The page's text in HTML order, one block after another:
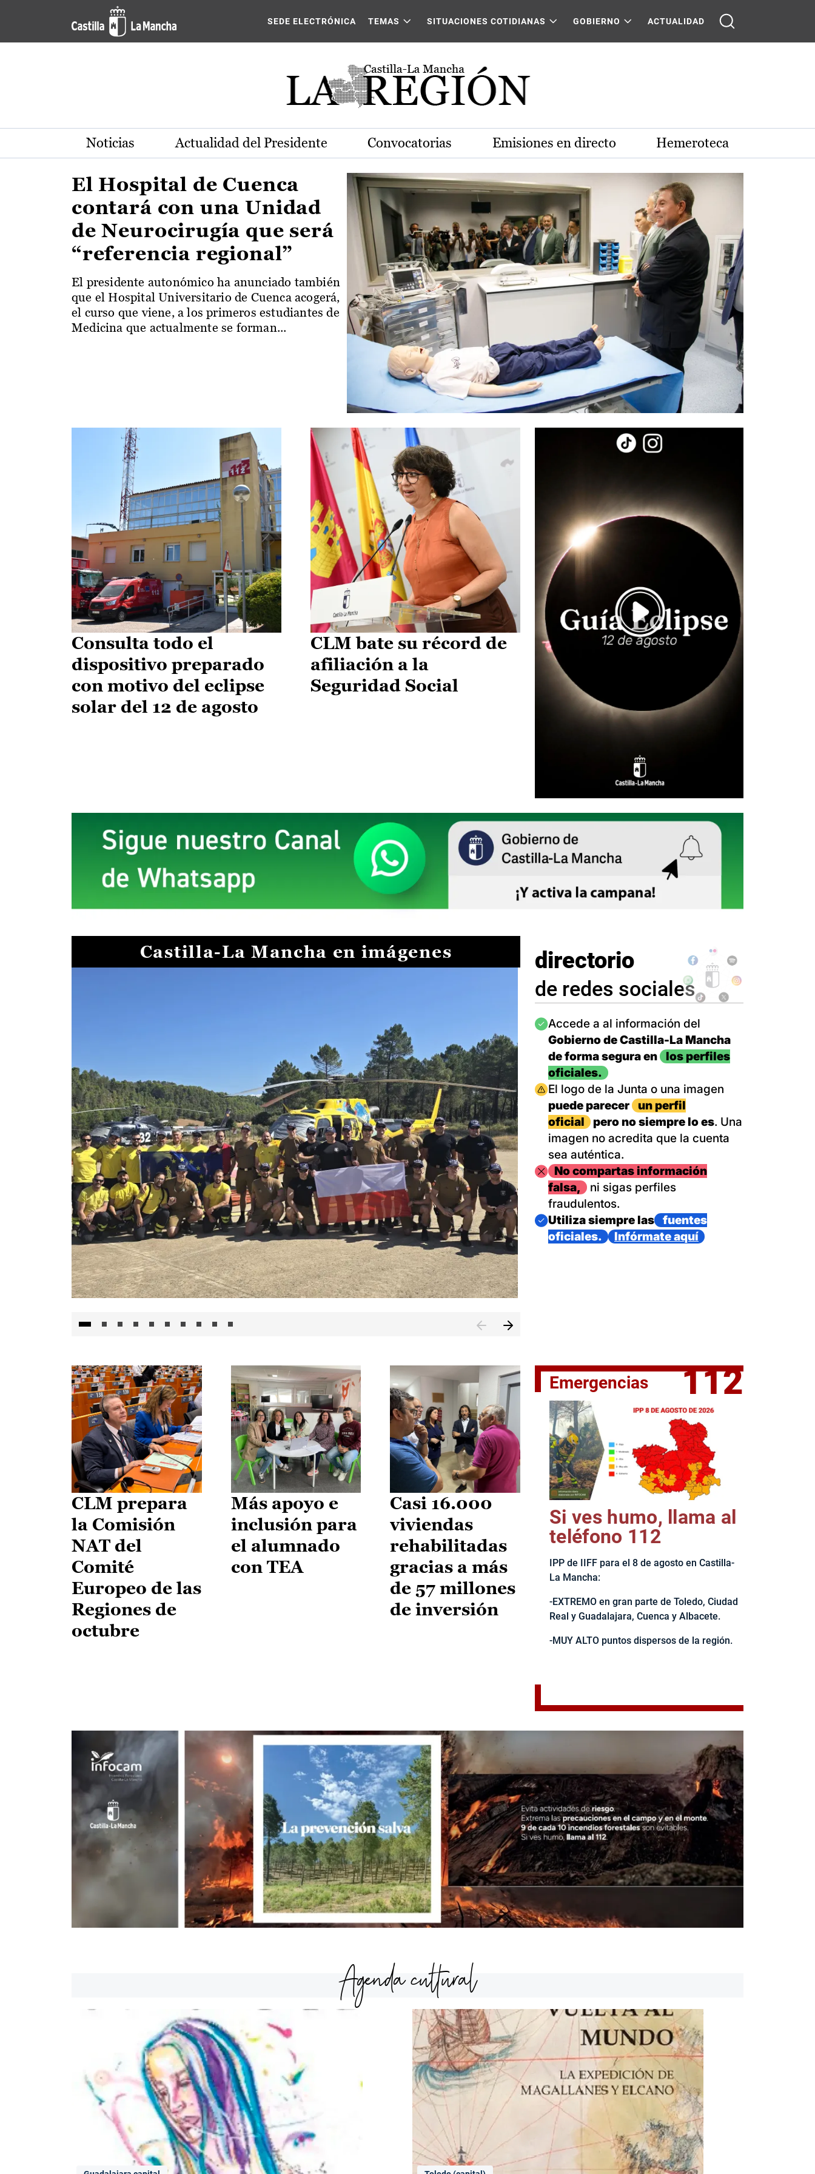
Pasar al contenido principal
Actualidad de la región de Castilla-La Mancha
SEDE ELECTRÓNICA TEMAS SITUACIONES COTIDIANAS GOBIERNO ACTUALIDAD
Noticias Actualidad del Presidente Convocatorias Emisiones en directo Hemeroteca
El Hospital de Cuenca
contará con una Unidad
de Neurocirugía que será
“referencia regional”
El presidente autonómico ha anunciado también
que el Hospital Universitario de Cuenca acogerá,
el curso que viene, a los primeros estudiantes de
Medicina que actualmente se forman...
Consulta todo el
dispositivo preparado
con motivo del eclipse
solar del 12 de agosto
CLM bate su récord de
afiliación a la
Seguridad Social
Castilla-La Mancha en imágenes
II Vuelta Ciclista CLM LEADER
directorio
de redes sociales
Imagen
Accede a al información del
Gobierno de Castilla-La Mancha
de forma segura en
los perfiles
oficiales.
Imagen
El logo de la Junta o una imagen
puede parecer
un perfil
oficial
pero no siempre lo es. Una
imagen no acredita que la cuenta
sea auténtica.
ImagenNo compartas información
falsa,
ni sigas perfiles
fraudulentos.
Imagen
Utiliza siempre las
fuentes
oficiales.
Infórmate aquí
CLM prepara
la Comisión
NAT del
Comité
Europeo de las
Regiones de
octubre
Más apoyo e
inclusión para
el alumnado
con TEA
Casi 16.000
viviendas
rehabilitadas
gracias a más
de 57 millones
de inversión
Emergencias 112
Si ves humo, llama al
teléfono 112
IPP de IIFF para el 8 de agosto en Castilla-
La Mancha:
-EXTREMO en gran parte de Toledo, Ciudad
Real y Guadalajara, Cuenca y Albacete.
-MUY ALTO puntos dispersos de la región.
Agenda cultural